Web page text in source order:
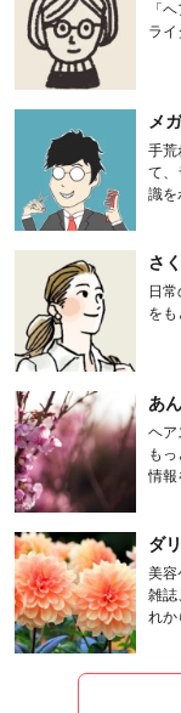
「
ライ
メ
手荒
て、
識を
さ
日
をも
あん
ヘア
も
情報
ダ
美容
雑誌
れか